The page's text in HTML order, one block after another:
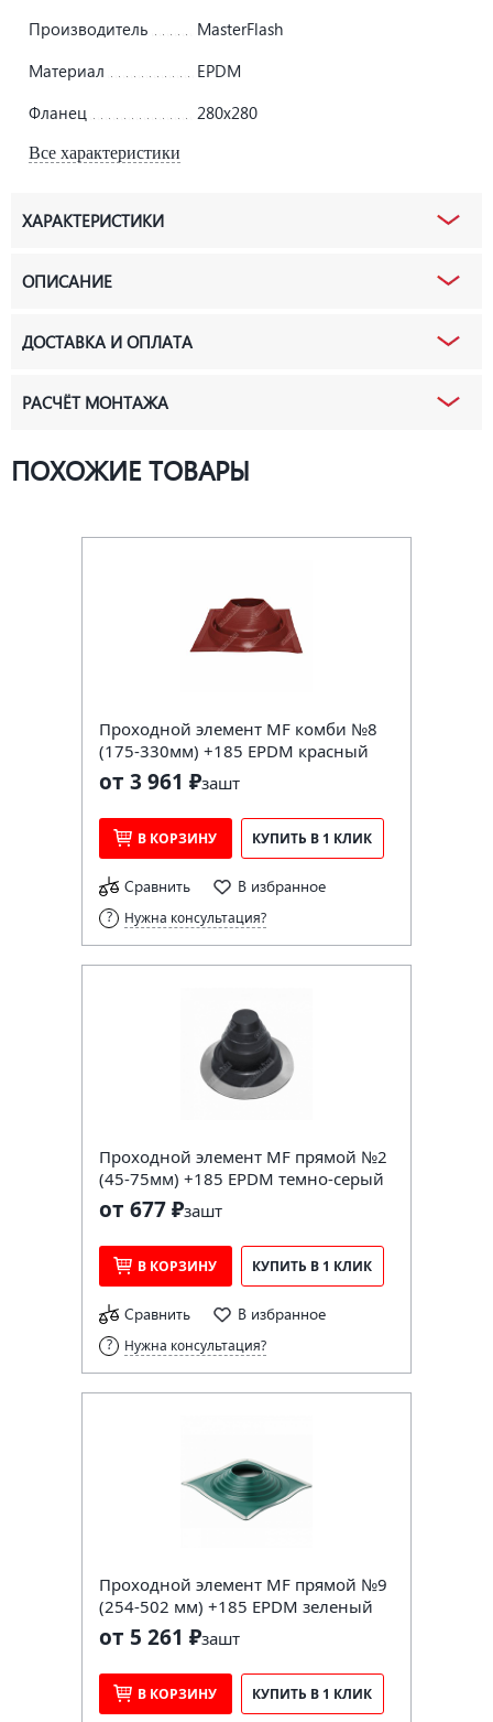
Производитель
MasterFlash
Материал
EPDM
Фланец
280х280
Все характеристики
ХАРАКТЕРИСТИКИ
ОПИСАНИЕ
ДОСТАВКА И ОПЛАТА
РАСЧЁТ МОНТАЖА
ПОХОЖИЕ ТОВАРЫ
Проходной элемент MF комби №8
(175-330мм) +185 EPDM красный
от 3 961 ₽зашт
В КОРЗИНУ КУПИТЬ В 1 КЛИК
Сравнить В избранное
Нужна консультация?
Проходной элемент MF прямой №2
(45-75мм) +185 EPDM темно-серый
от 677 ₽зашт
В КОРЗИНУ КУПИТЬ В 1 КЛИК
Сравнить В избранное
Нужна консультация?
Проходной элемент MF прямой №9
(254-502 мм) +185 EPDM зеленый
от 5 261 ₽зашт
В КОРЗИНУ КУПИТЬ В 1 КЛИК